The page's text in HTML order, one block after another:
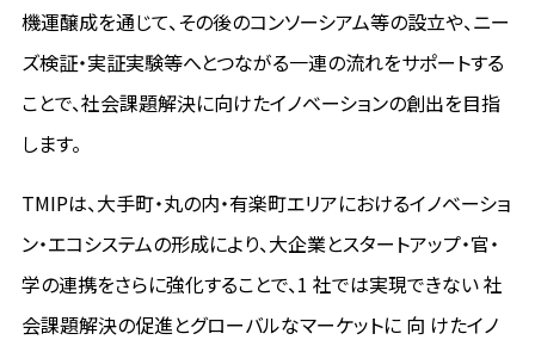
機運醸成を通じて、その後のコンソーシアム等の設立や、ニー
ズ検証・実証実験等へとつながる一連の流れをサポートする
ことで、社会課題解決に向けたイノベーションの創出を目指
します。
TMIPは、大手町・丸の内・有楽町エリアにおけるイノベーショ
ン・エコシステムの形成により、大企業とスタートアップ・官・
学の連携をさらに強化することで、1 社では実現できない 社
会課題解決の促進とグローバルなマーケットに 向 けたイノ